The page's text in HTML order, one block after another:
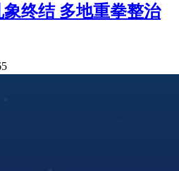
终结 多地重拳整治